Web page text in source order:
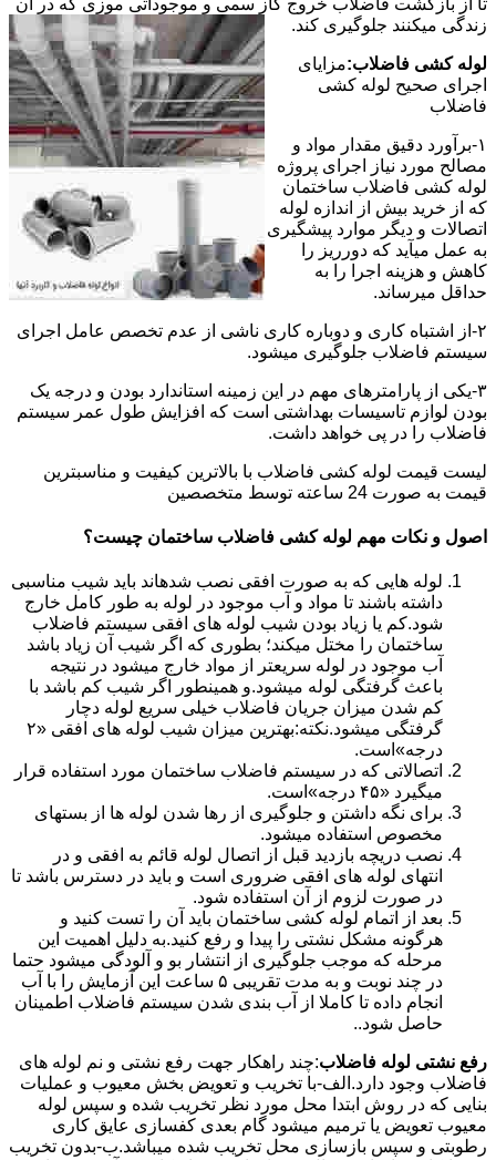
زندگی میکنند جلوگیری کند.
لوله کشی فاضلاب:مزایای
اجرای صحیح لوله کشی
فاضلاب
۱-برآورد دقیق مقدار مواد و
مصالح مورد نیاز اجرای پروژه
لوله کشی فاضلاب ساختمان
که از خرید بیش از اندازه لوله
اتصالات و دیگر موارد پیشگیری
به عمل میآید که دورریز را
کاهش و هزینه اجرا را به
حداقل میرساند.
۲-از اشتباه کاری و دوباره کاری ناشی از عدم تخصص عامل اجرای
سیستم فاضلاب جلوگیری میشود.
۳-یکی از پارامترهای مهم در این زمینه استاندارد بودن و درجه یک
بودن لوازم تاسیسات بهداشتی است که افزایش طول عمر سیستم
فاضلاب را در پی خواهد داشت.
لیست قیمت لوله کشی فاضلاب با بالاترین کیفیت و مناسبترین
قیمت به صورت 24 ساعته توسط متخصصین
اصول و نکات مهم لوله کشی فاضلاب ساختمان چیست؟
لوله هایی که به صورت افقی نصب شدهاند باید شیب مناسبی
داشته باشند تا مواد و آب موجود در لوله به طور کامل خارج
شود.کم یا زیاد بودن شیب لوله های افقی سیستم فاضلاب
ساختمان را مختل میکند؛ بطوری که اگر شیب آن زیاد باشد
آب موجود در لوله سریعتر از مواد خارج میشود در نتیجه
باعث گرفتگی لوله میشود.و همینطور اگر شیب کم باشد با
کم شدن میزان جریان فاضلاب خیلی سریع لوله دچار
گرفتگی میشود.نکته:بهترین میزان شیب لوله های افقی «۲
درجه»است.
اتصالاتی که در سیستم فاضلاب ساختمان مورد استفاده قرار
میگیرد «۴۵ درجه»است.
برای نگه داشتن و جلوگیری از رها شدن لوله ها از بستهای
مخصوص استفاده میشود.
نصب دریچه بازدید قبل از اتصال لوله قائم به افقی و در
انتهای لوله های افقی ضروری است و باید در دسترس باشد تا
در صورت لزوم از آن استفاده شود.
بعد از اتمام لوله کشی ساختمان باید آن را تست کنید و
هرگونه مشکل نشتی را پیدا و رفع کنید.به دلیل اهمیت این
مرحله که موجب جلوگیری از انتشار بو و آلودگی میشود حتما
در چند نوبت و به مدت تقریبی ۵ ساعت این آزمایش را با آب
انجام داده تا کاملا از آب بندی شدن سیستم فاضلاب اطمینان
حاصل شود..
رفع نشتی لوله فاضلاب:چند راهکار جهت رفع نشتی و نم لوله های
فاضلاب وجود دارد.الف-با تخریب و تعویض بخش معیوب و عملیات
بنایی که در روش ابتدا محل مورد نظر تخریب شده و سپس لوله
معیوب تعویض یا ترمیم میشود گام بعدی کفسازی عایق کاری
رطوبتی و سپس بازسازی محل تخریب شده میباشد.ب-بدون تخریب